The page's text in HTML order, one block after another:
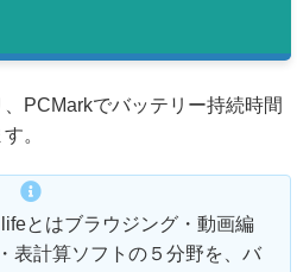
PCMarkでバッテリー持続時間
。
とはブラウジング・動画編
表計算ソフトの５分野を、バ